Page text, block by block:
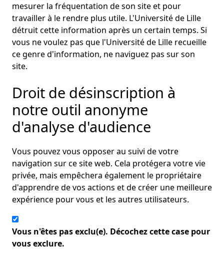
mesurer la fréquentation de son site et pour
travailler à le rendre plus utile. L'Université de Lille
détruit cette information après un certain temps. Si
vous ne voulez pas que l'Université de Lille recueille
ce genre d'information, ne naviguez pas sur son
site.
Droit de désinscription à
notre outil anonyme
d'analyse d'audience
Vous pouvez vous opposer au suivi de votre
navigation sur ce site web. Cela protégera votre vie
privée, mais empêchera également le propriétaire
d'apprendre de vos actions et de créer une meilleure
expérience pour vous et les autres utilisateurs.
Vous n'êtes pas exclu(e). Décochez cette case pour
vous exclure.